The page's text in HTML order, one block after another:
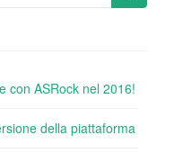
con ASRock nel 2016!
della piattaforma